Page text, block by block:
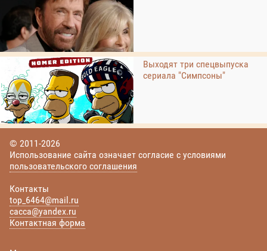
Выходят три спецвыпуска
сериала "Симпсоны"
© 2011-2026
Использование сайта означает согласие с условиями
пользовательского соглашения
Контакты
top_6464@mail.ru
cacca@yandex.ru
Контактная форма